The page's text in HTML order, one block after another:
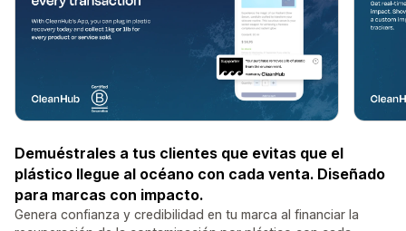
Demuéstrales a tus clientes que evitas que el
plástico llegue al océano con cada venta. Diseñado
para marcas con impacto.
Genera confianza y credibilidad en tu marca al financiar la